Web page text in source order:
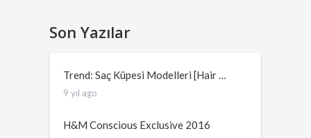
Son Yazılar
Trend: Saç Küpesi Modelleri [Hair …
9 yıl ago
H&M Conscious Exclusive 2016